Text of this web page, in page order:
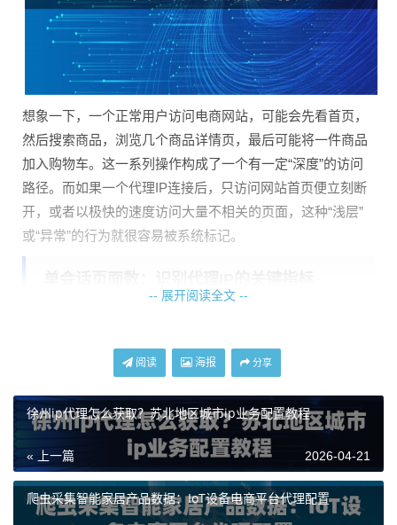
想象一下，一个正常用户访问电商网站，可能会先看首页，
然后搜索商品，浏览几个商品详情页，最后可能将一件商品
加入购物车。这一系列操作构成了一个有一定“深度”的访问
路径。而如果一个代理IP连接后，只访问网站首页便立刻断
开，或者以极快的速度访问大量不相关的页面，这种“浅层”
或“异常”的行为就很容易被系统标记。
效的判断维度。它指的是同一个代理IP在一次连续的会话期
间（从连接到断开）所访问的页面总数。
这个指标之所以重要，是因为它直接反映了访问行为的“目的
性”和“真实性”。
正常用户的行为模式：
通常具有较高的页面浏览数，且页面
之间有逻辑关联。访问行为是分散的、有间歇的，不会在极
短时间内产生海量页面请求。
-- 展开阅读全文 --
阅读 海报 分享
徐州ip代理怎么获取？苏北地区城市ip业务配置教程
« 上一篇 2026-04-21
爬虫采集智能家居产品数据：IoT设备电商平台代理配置